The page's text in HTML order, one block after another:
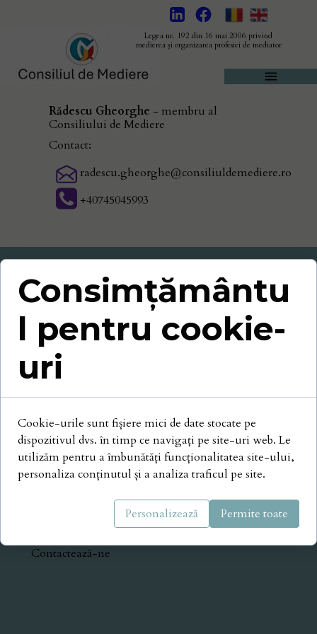
Legea nr. 192 din 16 mai 2006 privind
medierea și organizarea profesiei de mediator
Contact:
radescu.gheorghe@consiliuldemediere.ro
+40745045993
Rădescu Gheorghe - membru al
Consiliului de Mediere
Protocoale
Pagina principală
Contactează-ne
Consimțământu
l pentru cookie-
uri
Cookie-urile sunt fișiere mici de date stocate pe
dispozitivul dvs. în timp ce navigați pe site-uri web. Le
utilizăm pentru a îmbunătăți funcționalitatea site-ului,
personaliza conținutul și a analiza traficul pe site.
Personalizează Permite toate